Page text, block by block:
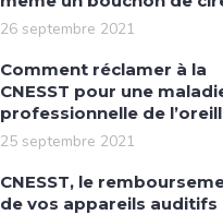
26 septembre 2021
Comment réclamer à la
CNESST pour une
professionnelle de
25 septembre 2021
CNESST, le
de vos appareils auditifs